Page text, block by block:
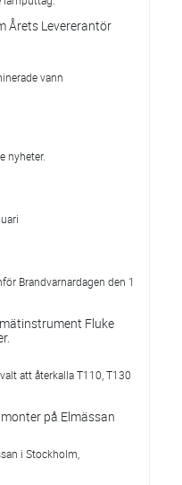
Årets Levererantör
vann
nyheter.
Brandvarnardagen den 1
Fluke
att återkalla T110, T130
på Elmässan
i Stockholm,